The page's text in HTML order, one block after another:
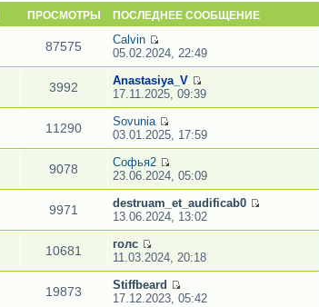
ПРОСМОТРЫ ПОСЛЕДНЕЕ СООБЩЕНИЕ
87575
Calvin
05.02.2024, 22:49
3992
Anastasiya_V
17.11.2025, 09:39
11290
Sovunia
03.01.2025, 17:59
9078
Софья2
23.06.2024, 05:09
9971
destruam_et_audificab0
13.06.2024, 13:02
10681
голс
11.03.2024, 20:18
19873
Stiffbeard
17.12.2023, 05:42